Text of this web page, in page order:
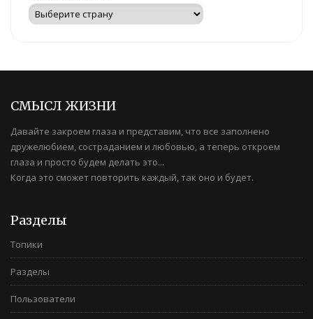
СМЫСЛ ЖИЗНИ
Давайте закроем глаза и представим, что все заполнено
дружелюбием, состраданием и любовью, а теперь откроем
глаза и просто будем делать это...
Когда это сможет повторить каждый, так оно и будет.
Разделы
Топики
Разделы
Пользователи